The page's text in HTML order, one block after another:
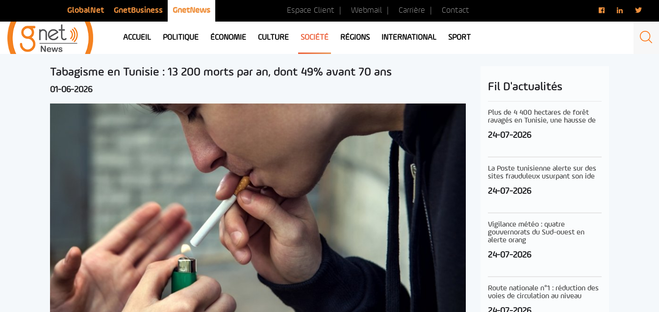
GlobalNet GnetBusiness GnetNews Espace Client Webmail Carrière Contact
ACCUEIL POLITIQUE ÉCONOMIE CULTURE SOCIÉTÉ RÉGIONS INTERNATIONAL SPORT
Tabagisme en Tunisie : 13 200 morts par an, dont 49% avant 70 ans
01-06-2026 Fil D'actualités
Plus de 4 400 hectares de forêt
ravagés en Tunisie, une hausse de
24-07-2026
La Poste tunisienne alerte sur des
sites frauduleux usurpant son ide
24-07-2026
Vigilance météo : quatre
gouvernorats du Sud-ouest en
alerte orang
24-07-2026
Route nationale n°1 : réduction des
voies de circulation au niveau